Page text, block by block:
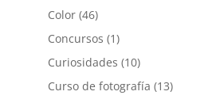
Color(46)
Concursos (1)
Curiosidades (10)
Curso de fotografía (13)